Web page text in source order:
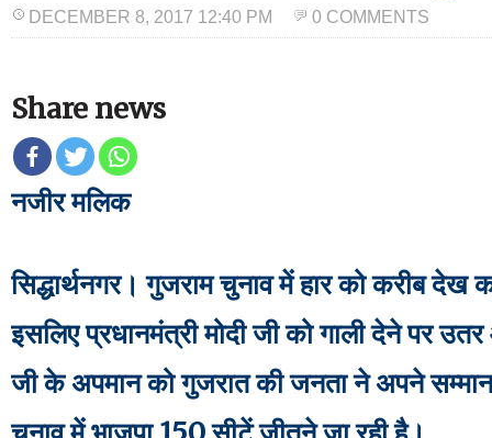
DECEMBER 8, 2017 12:40 PM 0 COMMENTS
Share news
नजीर मलिक
सिद्धार्थनगर। गुजराम चुनाव में हार को करीब देख
इसलिए प्रधानमंत्री मोदी जी को गाली देने पर
जी के अपमान को गुजरात की जनता ने अपने